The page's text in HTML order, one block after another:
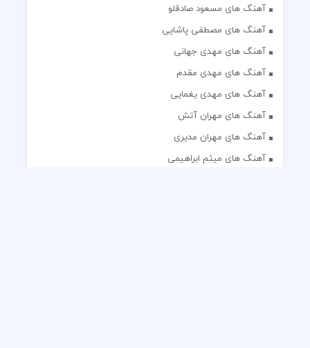
آهنگ های مسعود صادقلو
آهنگ های مصطفی پاشایی
آهنگ های مهدی جهانی
آهنگ های مهدی مقدم
آهنگ های مهدی یغمایی
آهنگ های مهران آتش
آهنگ های مهران مدیری
آهنگ های میثم ابراهیمی